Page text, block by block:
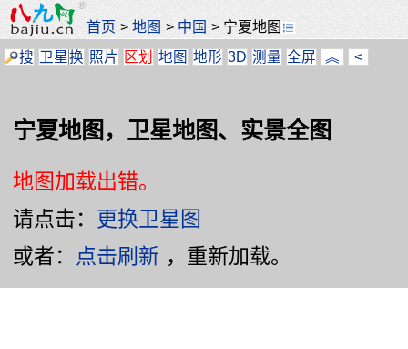
首页 >地图 > 中国 > 宁夏地图
搜 卫星换 照片 区划 地图 地形 3D 测量 全屏 ︽ <
宁夏地图，卫星地图、实景全图
地图加载出错。
请点击： 更换卫星图
或者：
点击刷新 ，重新加载。